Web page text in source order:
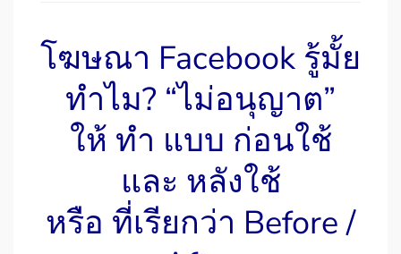
โฆษณา Facebook รู้มั้ย
ทำไม? “ไม่อนุญาต”
ให้ ทำ แบบ ก่อนใช้
และ หลังใช้
หรือ ที่เรียกว่า Before /